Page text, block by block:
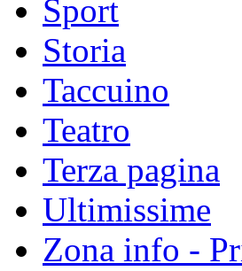
Sport
Storia
Taccuino
Teatro
Terza pagina
Ultimissime
Zona info -